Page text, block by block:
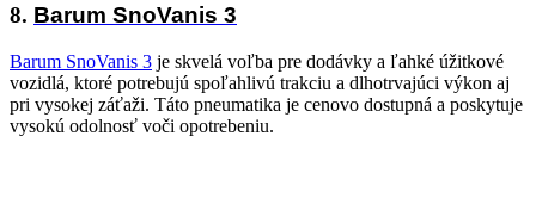
8. Barum SnoVanis 3
Barum SnoVanis 3 je skvelá voľba pre dodávky a ľahké úžitkové
vozidlá, ktoré potrebujú spoľahlivú trakciu a dlhotrvajúci výkon aj
pri vysokej záťaži. Táto pneumatika je cenovo dostupná a poskytuje
vysokú odolnosť voči opotrebeniu.